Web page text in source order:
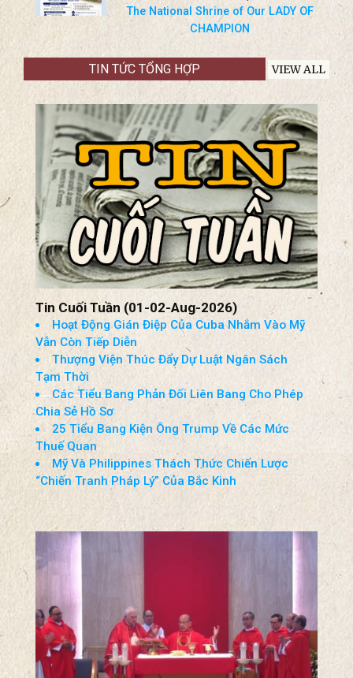
The National Shrine of Our LADY OF
CHAMPION
TIN TỨC TỔNG HỢP VIEW ALL
Tin Cuối Tuần (01-02-Aug-2026)
Hoạt Động Gián Điệp Của Cuba Nhắm Vào Mỹ
Vẫn Còn Tiếp Diễn
Thượng Viện Thúc Đẩy Dự Luật Ngân Sách
Tạm Thời
Các Tiểu Bang Phản Đối Liên Bang Cho Phép
Chia Sẻ Hồ Sơ
25 Tiểu Bang Kiện Ông Trump Về Các Mức
Thuế Quan
Mỹ Và Philippines Thách Thức Chiến Lược
“Chiến Tranh Pháp Lý” Của Bắc Kinh